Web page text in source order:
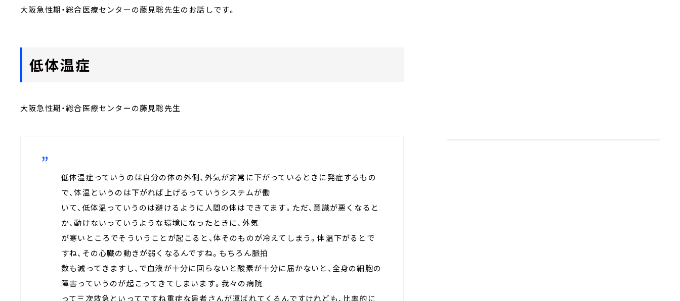
大阪急性期・総合医療センターの藤見聡先生のお話しです。
低体温症
大阪急性期・総合医療センターの藤見聡先生
低体温症っていうのは自分の体の外側、外気が非常に下がっているときに発症するもの
で、体温というのは下がれば上げるっていうシステムが働
いて、低体温っていうのは避けるように人間の体はできてます。ただ、意識が悪くなると
か、動けないっていうような環境になったときに、外気
が寒いところでそういうことが起こると、体そのものが冷えてしまう。体温下がるとで
すね、その心臓の動きが弱くなるんですね。もちろん脈拍
数も減ってきますし、で血液が十分に回らないと酸素が十分に届かないと、全身の細胞の
障害っていうのが起こってきてしまいます。我々の病院
って三次救急といってですね重症な患者さんが運ばれてくるんですけれども、比率的に